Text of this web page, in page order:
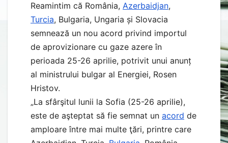
Reamintim că România, Azerbaidjan,
Turcia, Bulgaria, Ungaria și Slovacia
semnează un nou acord privind importul
de aprovizionare cu gaze azere în
perioada 25-26 aprilie, potrivit unui anunț
al ministrului bulgar al Energiei, Rosen
Hristov.
„La sfârşitul lunii la Sofia (25-26 aprilie),
este de aşteptat să fie semnat un acord de
amploare între mai multe ţări, printre care